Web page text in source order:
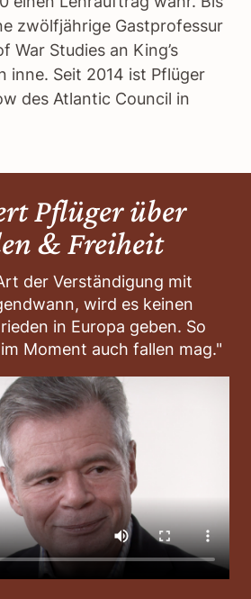
zwölfjährige Gastprofessur
War Studies an King’s
inne. Seit 2014 ist Pflüger
des Atlantic Council in
Pflüger über
& Freiheit
der Verständigung mit
wird es keinen
in Europa geben. So
Moment auch fallen mag."